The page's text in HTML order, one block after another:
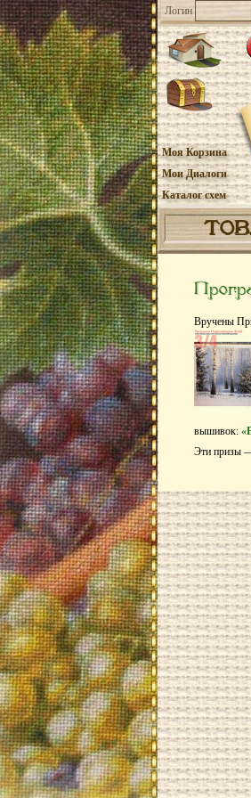
Логин
Моя Корзина
Мои Диалоги
Каталог схем
Вручены
вышивок:
Эти призы